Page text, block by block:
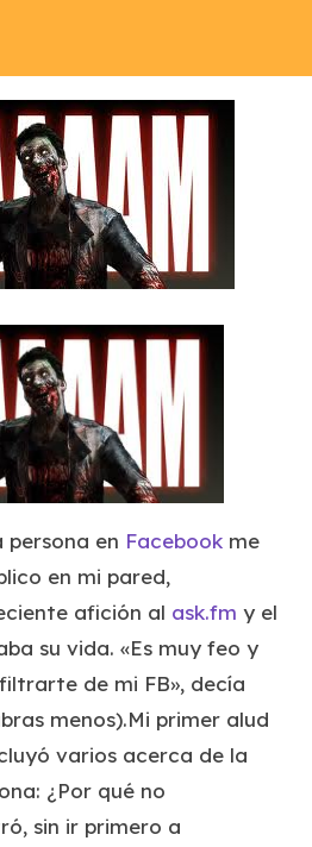
persona en Facebook me
en mi pared,
afición al ask.fm y el
su vida. «Es muy feo y
de mi FB», decía
menos).Mi primer alud
varios acerca de la
¿Por qué no
sin ir primero a